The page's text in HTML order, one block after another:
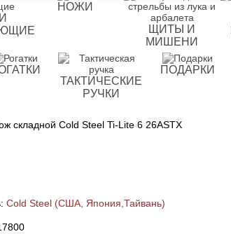
НОЖИ
ЩИТЫ И
МИШЕНИ
ТАКТИЧЕСКИЕ
РУЧКИ
ПОДАРКИ
складной Cold Steel Ti-Lite 6 26ASTX
Cold Steel (США, Япония,Тайвань)